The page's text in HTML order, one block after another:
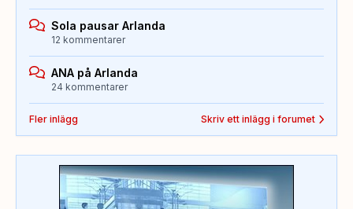
Sola pausar Arlanda
12 kommentarer
ANA på Arlanda
24 kommentarer
Fler inlägg Skriv ett inlägg i forumet